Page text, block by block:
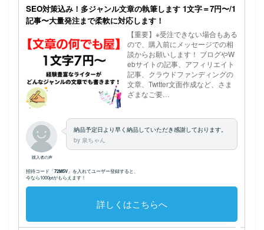
ホーム
てはこちら